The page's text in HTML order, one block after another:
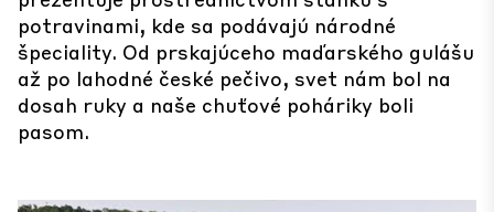
potravinami, kde sa podávajú národné
špeciality. Od prskajúceho maďarského gulášu
až po lahodné české pečivo, svet nám bol na
dosah ruky a naše chuťové poháriky boli
pasom.